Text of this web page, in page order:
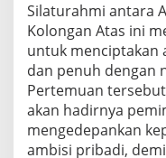
Silaturahmi antara
Kolongan Atas ini
untuk menciptakan
dan penuh dengan
Pertemuan
akan hadirnya
mengedepankan
ambisi pribadi,